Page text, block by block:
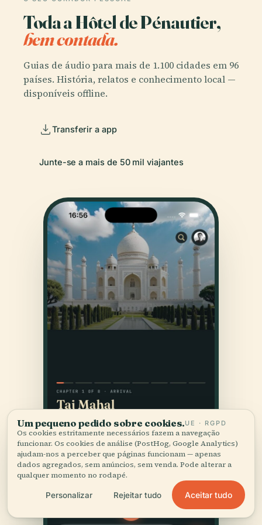
Toda a Hôtel de Pénautier,
bem contada.
Guias de áudio para mais de 1.100 cidades em 96
países. História, relatos e conhecimento local —
disponíveis offline.
Transferir a app
Junte-se a mais de 50 mil viajantes
Um pequeno pedido sobre cookies.UE · RGPD
Os cookies estritamente necessários fazem a navegação
funcionar. Os cookies de análise (PostHog, Google Analytics)
ajudam-nos a perceber que páginas funcionam — apenas
dados agregados, sem anúncios, sem venda. Pode alterar a
qualquer momento no rodapé.
Personalizar Rejeitar tudo Aceitar tudo